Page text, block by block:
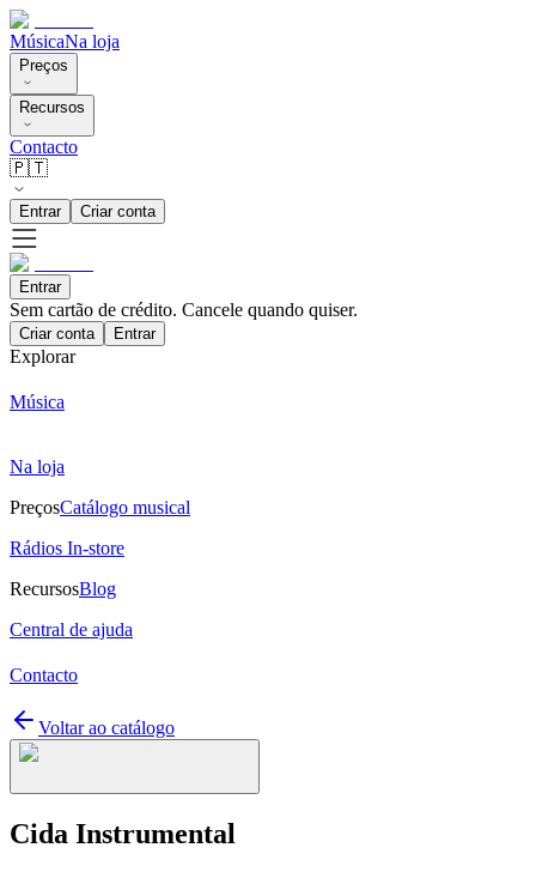
MúsicaNa loja
Preços
Recursos
Contacto
🇵🇹
Entrar Criar conta
Entrar
Sem cartão de crédito. Cancele quando quiser.
Criar conta Entrar
Explorar
Música
Na loja
PreçosCatálogo musical
Rádios In-store
RecursosBlog
Central de ajuda
Contacto
Voltar ao catálogo
Cida Instrumental